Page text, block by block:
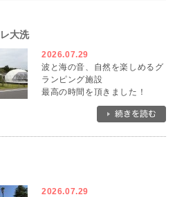
大洗
2026.07.29
波と海の音、自然を楽しめるグ
ランピング施設
最高の時間を頂きました！
2026.07.29